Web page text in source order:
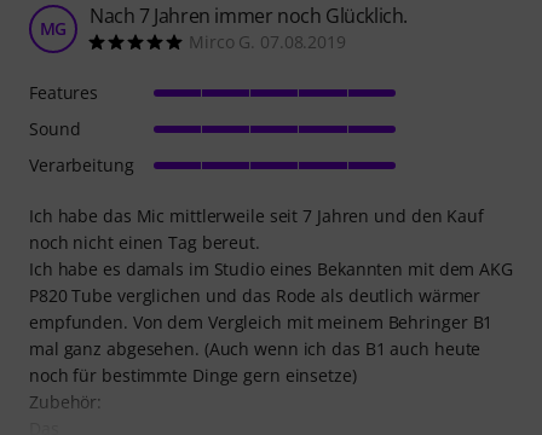
MG Nach 7 Jahren immer noch Glücklich.
Mirco G. 07.08.2019
Ich habe das Mic mittlerweile seit 7 Jahren und den Kauf
noch nicht einen Tag bereut.
Ich habe es damals im Studio eines Bekannten mit dem AKG
P820 Tube verglichen und das Rode als deutlich wärmer
empfunden. Von dem Vergleich mit meinem Behringer B1
mal ganz abgesehen. (Auch wenn ich das B1 auch heute
noch für bestimmte Dinge gern einsetze)
Zubehör:
Features
Sound
Verarbeitung